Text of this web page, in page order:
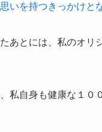
いを持つきっかけと
あとには、私のオリ
私自身も健康な１